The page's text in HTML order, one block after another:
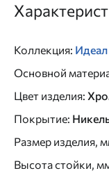
Коллекция: Идеал
Основной
Цвет изделия:
Покрытие:
Размер изделия,
Высота стойки,